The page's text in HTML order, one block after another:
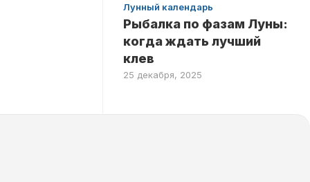
Лунный календарь
Рыбалка по фазам Луны:
когда ждать лучший
клев
25 декабря, 2025